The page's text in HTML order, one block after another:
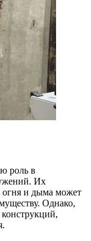
роль в
Их
огня и дыма может
Однако,